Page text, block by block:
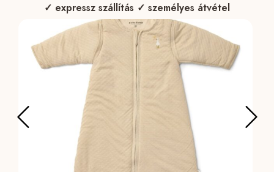
✓ expressz szállítás ✓ személyes átvétel